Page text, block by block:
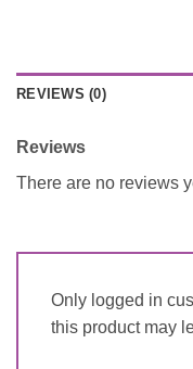
REVIEWS (0)
Reviews
There are no reviews
Only logged in
this product may